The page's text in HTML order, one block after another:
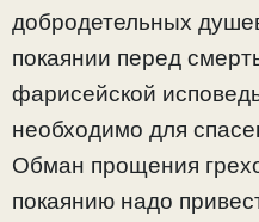
добродетельных
покаянии перед
фарисейской
необходимо для
Обман прощения
покаянию надо